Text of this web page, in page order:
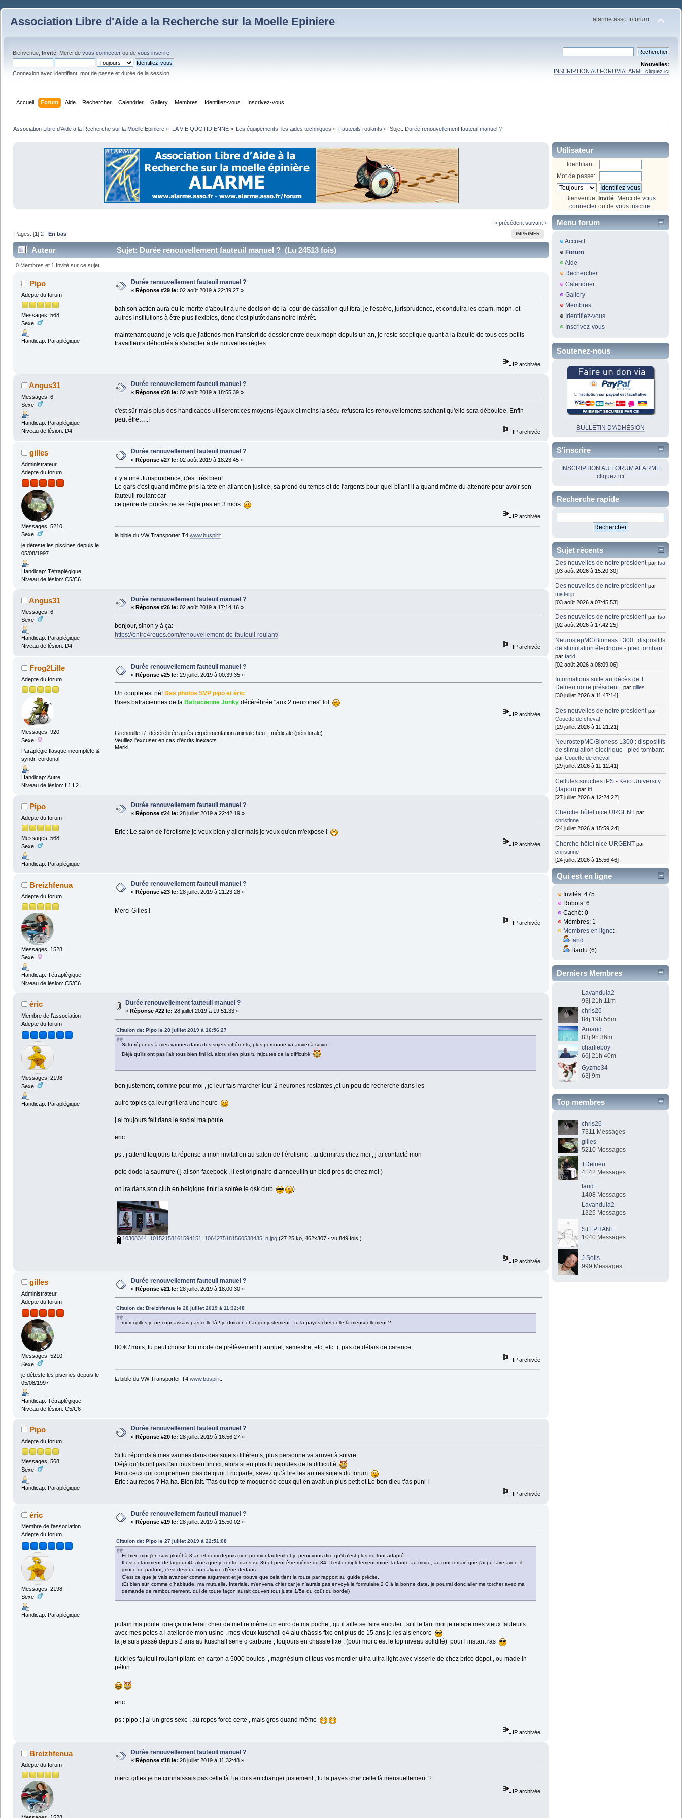
Association Libre d'Aide a la Recherche sur la Moelle Epiniere alarme.asso.fr/forum
Bienvenue, Invité . Merci de vous connecter ou de vous inscrire
Connexion avec identifiant, mot de passe et durée de la session
Nouvelles:
INSCRIPTION AU FORUM ALARME cliquez ici
Accueil Forum Aide Rechercher Calendrier Gallery Membres Identifiez-vous Inscrivez-vous
Association Libre d'Aide a la Recherche sur la Moelle Epiniere » LA VIE QUOTIDIENNE» Les équipements, les aides techniques » Fauteuils roulants » Sujet: Durée renouvellement fauteuil manuel ?
« précédent suivant »
IMPRIMER
Pages: [1]2 En bas
Auteur Sujet: Durée renouvellement fauteuil manuel ? (Lu 24513 fois)
0 Membres et 1 Invité sur ce sujet
Pipo
Adepte du forum
Messages: 568
Sexe:
Handicap: Paraplégique
Durée renouvellement fauteuil manuel ?
« Réponse #29 le: 02 août 2019 à 22:39:27 »
bah son action aura eu le mérite d'aboutir à une décision de la cour de cassation qui fera, je l'espère, jurisprudence, et conduira les cpam, mdph, et
autres institutions à être plus flexibles, donc c'est plutôt dans notre intérêt.
maintenant quand je vois que j'attends mon transfert de dossier entre deux mdph depuis un an, je reste sceptique quant à la faculté de tous ces petits
travailleurs débordés à s'adapter à de nouvelles règles...
IP archivée
Angus31
Messages: 6
Sexe:
Handicap: Paraplégique
Niveau de lésion: D4
Durée renouvellement fauteuil manuel ?
« Réponse #28 le: 02 août 2019 à 18:55:39 »
c'est sûr mais plus des handicapés utiliseront ces moyens légaux et moins la sécu refusera les renouvellements sachant qu'elle sera déboutée. Enfin
peut être…..!
IP archivée
gilles
Administrateur
Adepte du forum
Messages: 5210
Sexe:
je déteste les piscines depuis le
05/08/1997
Handicap: Tétraplégique
Niveau de lésion: C5/C6
Durée renouvellement fauteuil manuel ?
« Réponse #27 le: 02 août 2019 à 18:23:45 »
il y a une Jurisprudence, c'est très bien!
Le gars c'est quand même pris la tête en allant en justice, sa prend du temps et de l'argents pour quel bilan! il a quand même du attendre pour avoir son
fauteuil roulant car
ce genre de procès ne se règle pas en 3 mois.
IP archivée
la bible du VW Transporter T4 www.buspirit.
Angus31
Messages: 6
Sexe:
Handicap: Paraplégique
Niveau de lésion: D4
Durée renouvellement fauteuil manuel ?
« Réponse #26 le: 02 août 2019 à 17:14:16 »
bonjour, sinon y à ça:
https://entre4roues.com/renouvellement-de-fauteuil-roulant/
IP archivée
Frog2Lille
Adepte du forum
Messages: 920
Sexe:
Paraplégie flasque incomplète &
syndr. cordonal
Handicap: Autre
Niveau de lésion: L1 L2
Durée renouvellement fauteuil manuel ?
« Réponse #25 le: 29 juillet 2019 à 00:39:35 »
Un couple est né! Des photos SVP pipo et éric
Bises batraciennes de la Batracienne Junkydécérébrée "aux 2 neurones" lol.
IP archivée
Grenouille +/- décérébrée après expérimentation animale heu... médicale (péridurale).
Veuillez l'excuser en cas d'écrits inexacts...
Merki.
Pipo
Adepte du forum
Messages: 568
Sexe:
Handicap: Paraplégique
Durée renouvellement fauteuil manuel ?
« Réponse #24 le: 28 juillet 2019 à 22:42:19 »
Eric : Le salon de l'érotisme je veux bien y aller mais je veux qu'on m'expose !
IP archivée
Breizhfenua
Adepte du forum
Messages: 1528
Sexe:
Handicap: Tétraplégique
Niveau de lésion: C5/C6
Durée renouvellement fauteuil manuel ?
« Réponse #23 le: 28 juillet 2019 à 21:23:28 »
Merci Gilles !
IP archivée
éric
Membre de l'association
Adepte du forum
Messages: 2198
Sexe:
Handicap: Paraplégique
Durée renouvellement fauteuil manuel ?
« Réponse #22 le: 28 juillet 2019 à 19:51:33 »
Citation de: Pipo le 28 juillet 2019 à 16:56:27
Si tu réponds à mes vannes dans des sujets différents, plus personne va arriver à suivre.
Déjà qu’ils ont pas l’air tous bien fini ici, alors si en plus tu rajoutes de la difficulté
ben justement, comme pour moi , je leur fais marcher leur 2 neurones restantes ,et un peu de recherche dans les
autre topics ça leur grillera une heure
j ai toujours fait dans le social ma poule
eric
ps : j attend toujours ta réponse a mon invitation au salon de l érotisme , tu dormiras chez moi , j ai contacté mon
pote dodo la saumure ( j ai son facebook , il est originaire d annoeullin un bled prés de chez moi )
on ira dans son club en belgique finir la soirée le dsk club )
10308344_10152158161594151_1064275181560538435_n.jpg(27.25 ko, 462x307 - vu 849 fois.)
IP archivée
gilles
Administrateur
Adepte du forum
Messages: 5210
Sexe:
je déteste les piscines depuis le
05/08/1997
Handicap: Tétraplégique
Niveau de lésion: C5/C6
Durée renouvellement fauteuil manuel ?
« Réponse #21 le: 28 juillet 2019 à 18:00:30 »
Citation de: Breizhfenua le 28 juillet 2019 à 11:32:48
merci gilles je ne connaissais pas celle là ! je dois en changer justement , tu la payes cher celle là mensuellement ?
80 € / mois, tu peut choisir ton mode de prélèvement ( annuel, semestre, etc, etc..), pas de délais de carence.
IP archivée
la bible du VW Transporter T4 www.buspirit.
Pipo
Adepte du forum
Messages: 568
Sexe:
Handicap: Paraplégique
Durée renouvellement fauteuil manuel ?
« Réponse #20 le: 28 juillet 2019 à 16:56:27 »
Si tu réponds à mes vannes dans des sujets différents, plus personne va arriver à suivre.
Déjà qu’ils ont pas l’air tous bien fini ici, alors si en plus tu rajoutes de la difficulté
Pour ceux qui comprennent pas de quoi Eric parle, savez qu’à lire les autres sujets du forum
Eric : au repos ? Ha ha. Bien fait. T’as du trop te moquer de ceux qui en avait un plus petit et Le bon dieu t’as puni !
IP archivée
éric
Membre de l'association
Adepte du forum
Messages: 2198
Sexe:
Handicap: Paraplégique
Durée renouvellement fauteuil manuel ?
« Réponse #19 le: 28 juillet 2019 à 15:50:02 »
Citation de: Pipo le 27 juillet 2019 à 22:51:08
Et bien moi j'en suis plutôt à 3 an et demi depuis mon premier fauteuil et je peux vous dire qu'il n'est plus du tout adapté.
Il est notamment de largeur 40 alors que je rentre dans du 36 et peut-être même du 34. Il est complètement ruiné, la faute au triride, au tout terrain que j'ai pu faire avec, il
grince de partout, c'est devenu un calvaire d'être dedans.
C'est ce que je vais avancer comme argument et je trouve que cela tient la route par rapport au guide précité.
(Et bien sûr, comme d'habitude, ma mutuelle, Interiale, m'enverra chier car je n'aurais pas envoyé le formulaire 2 C à la bonne date, je pourrai donc aller me torcher avec ma
demande de remboursement, qui de toute façon aurait couvert tout juste 1/5e du coût du bordel)
putain ma poule que ça me ferait chier de mettre même un euro de ma poche , qu il aille se faire enculer , si il le faut moi je retape mes vieux fauteuils
avec mes potes a l atelier de mon usine , mes vieux kuschall q4 alu châssis fixe ont plus de 15 ans je les ais encore
la je suis passé depuis 2 ans au kuschall serie q carbone , toujours en chassie fixe , (pour moi c est le top niveau solidité) pour l instant ras
fuck les fauteuil roulant pliant en carton a 5000 boules , magnésium et tous vos merdier ultra ultra light avec visserie de chez brico dépot , ou made in
pékin
eric
ps : pipo : j ai un gros sexe , au repos forcé certe , mais gros quand même
IP archivée
Breizhfenua
Adepte du forum
Durée renouvellement fauteuil manuel ?
« Réponse #18 le: 28 juillet 2019 à 11:32:48 »
merci gilles je ne connaissais pas celle là ! je dois en changer justement , tu la payes cher celle là mensuellement ?
IP archivée
Utilisateur
Identifiant:
Mot de passe:
Bienvenue, Invité . Merci de vous
connecterou de vous inscrire
Menu forum
Accueil
Forum
Aide
Rechercher
Calendrier
Gallery
Membres
Identifiez-vous
Inscrivez-vous
Soutenez-nous
BULLETIN D'ADHÉSION
S'inscrire
INSCRIPTION AU FORUM ALARME
cliquez ici
Recherche rapide
Sujet récents
Des nouvelles de notre président par Isa
[03 août 2026 à 15:20:30]
Des nouvelles de notre président par
misterjp
[03 août 2026 à 07:45:53]
Des nouvelles de notre président par Isa
[02 août 2026 à 17:42:25]
NeurostepMC/Bioness L300 : dispositifs
de stimulation électrique - pied tombant
parfarid
[02 août 2026 à 08:09:06]
Informations suite au décès de T
Delrieu notre président . pargilles
[30 juillet 2026 à 11:47:14]
Des nouvelles de notre président par
Couette de cheval
[29 juillet 2026 à 11:21:21]
NeurostepMC/Bioness L300 : dispositifs
de stimulation électrique - pied tombant
parCouette de cheval
[29 juillet 2026 à 11:12:41]
Cellules souches iPS - Keio University
(Japon) parfti
[27 juillet 2026 à 12:24:22]
Cherche hôtel nice URGENT par
christinne
[24 juillet 2026 à 15:59:24]
Cherche hôtel nice URGENT par
christinne
[24 juillet 2026 à 15:56:46]
Qui est en ligne
Invités: 475
Robots: 6
Caché: 0
Membres: 1
Membres en ligne:
farid
Baidu (6)
Derniers Membres
Lavandula2
93j 21h 11m
chris26
84j 19h 56m
Arnaud
83j 9h 36m
charlieboy
66j 21h 40m
Gyzmo34
63j 9m
Top membres
chris26
7311 Messages
gilles
5210 Messages
TDelrieu
4142 Messages
farid
1408 Messages
Lavandula2
1325 Messages
STEPHANE
1040 Messages
J.Solis
999 Messages